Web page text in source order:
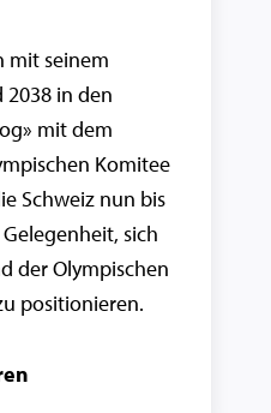
mit seinem
2038 in den
mit dem
Komitee
Schweiz nun bis
sich
der Olympischen
positionieren.